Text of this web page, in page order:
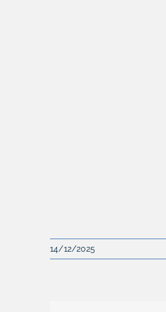
14/12/2025